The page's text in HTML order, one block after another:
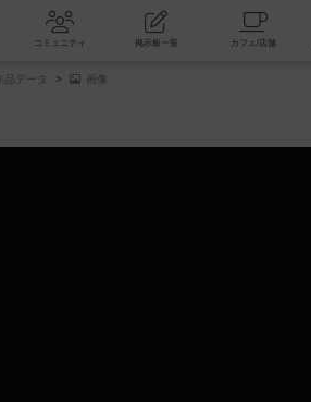
ボードゲーム会 コミュニティ 掲示板一覧
品データ 画像